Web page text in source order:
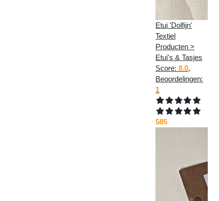
Etui 'Dolfijn'
Textiel
Producten >
Etui's & Tasjes
Score:8.0,
Beoordelingen:
1
585